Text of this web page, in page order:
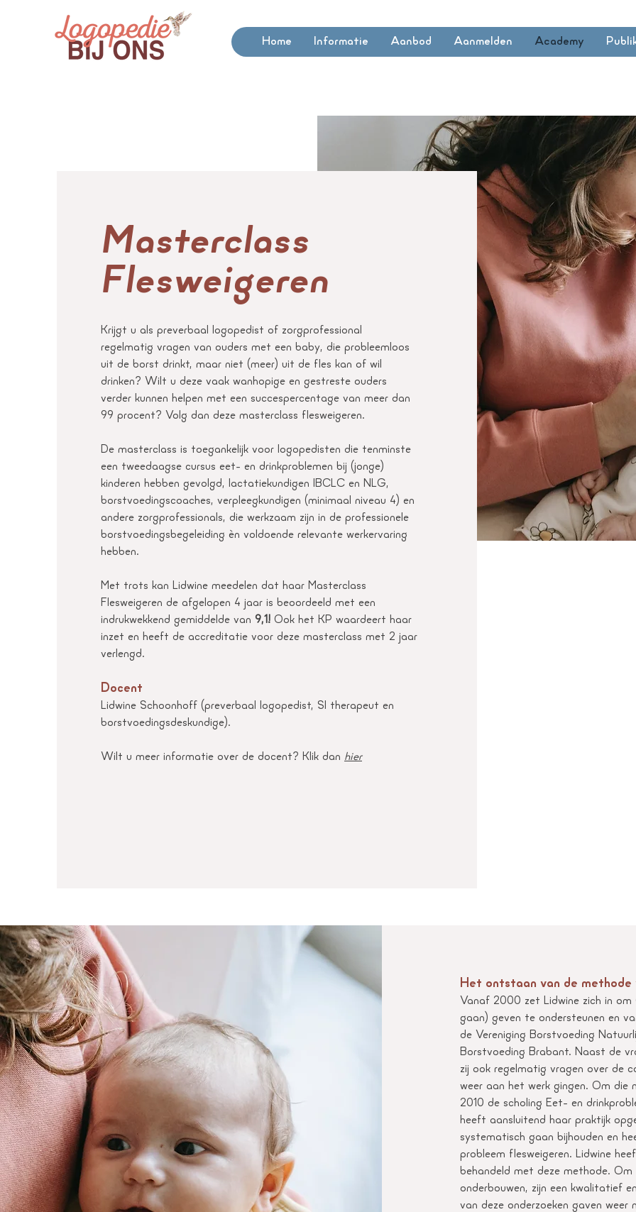
Home Informatie Aanbod Aanmelden Academy
Masterclass
Flesweigeren
Krijgt u als preverbaal logopedist of zorgprofessional
regelmatig vragen van ouders met een baby, die probleemloos
uit de borst drinkt, maar niet (meer) uit de fles kan of wil
drinken? Wilt u deze vaak wanhopige en gestreste ouders
verder kunnen helpen met een succespercentage van meer dan
99 procent? Volg dan deze masterclass flesweigeren.
De masterclass is toegankelijk voor logopedisten die tenminste
een tweedaagse cursus eet- en drinkproblemen bij (jonge)
kinderen hebben gevolgd, lactatiekundigen IBCLC en NLG,
borstvoedingscoaches, verpleegkundigen (minimaal niveau 4) en
andere zorgprofessionals, die werkzaam zijn in de professionele
borstvoedingsbegeleiding èn voldoende relevante werkervaring
hebben.
Met trots kan Lidwine meedelen dat haar Masterclass
Flesweigeren de afgelopen 4 jaar is beoordeeld met een
indrukwekkend gemiddelde van 9,1! Ook het KP waardeert haar
inzet en heeft de accreditatie voor deze masterclass met 2 jaar
verlengd.
Docent
Lidwine Schoonhoff (preverbaal logopedist, SI therapeut en
borstvoedingsdeskundige).
Wilt u meer informatie over de docent? Klik dan hier
Het ontstaan van de methode
Vanaf 2000 zet Lidwine zich in om
gaan) geven te ondersteunen en
de Vereniging Borstvoeding
Borstvoeding Brabant. Naast de
zij ook regelmatig vragen over de
weer aan het werk gingen. Om die
2010 de scholing Eet- en
heeft aansluitend haar praktijk
systematisch gaan bijhouden en
probleem flesweigeren. Lidwine
behandeld met deze methode.
onderbouwen, zijn een kwalitatief
van deze onderzoeken gaven